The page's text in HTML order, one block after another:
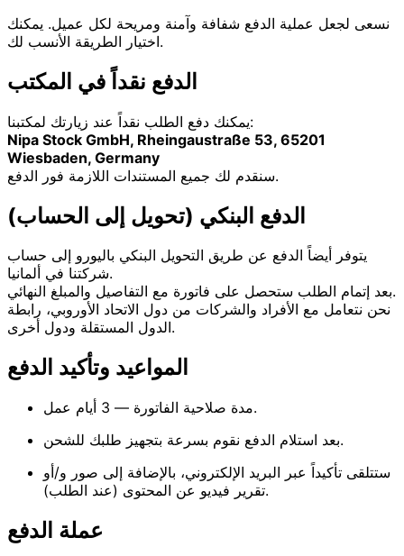
نسعى لجعل عملية الدفع شفافة وآمنة ومريحة لكل عميل. يمكنك
اختيار الطريقة الأنسب لك.
الدفع نقداً في المكتب
يمكنك دفع الطلب نقداً عند زيارتك لمكتبنا:
Nipa Stock GmbH, Rheingaustraße 53, 65201
Wiesbaden, Germany
سنقدم لك جميع المستندات اللازمة فور الدفع.
الدفع البنكي (تحويل إلى الحساب)
يتوفر أيضاً الدفع عن طريق التحويل البنكي باليورو إلى حساب
شركتنا في ألمانيا.
بعد إتمام الطلب ستحصل على فاتورة مع التفاصيل والمبلغ النهائي.
نحن نتعامل مع الأفراد والشركات من دول الاتحاد الأوروبي، رابطة
الدول المستقلة ودول أخرى.
المواعيد وتأكيد الدفع
مدة صلاحية الفاتورة — 3 أيام عمل.
بعد استلام الدفع نقوم بسرعة بتجهيز طلبك للشحن.
ستتلقى تأكيداً عبر البريد الإلكتروني، بالإضافة إلى صور و/أو
تقرير فيديو عن المحتوى (عند الطلب).
عملة الدفع